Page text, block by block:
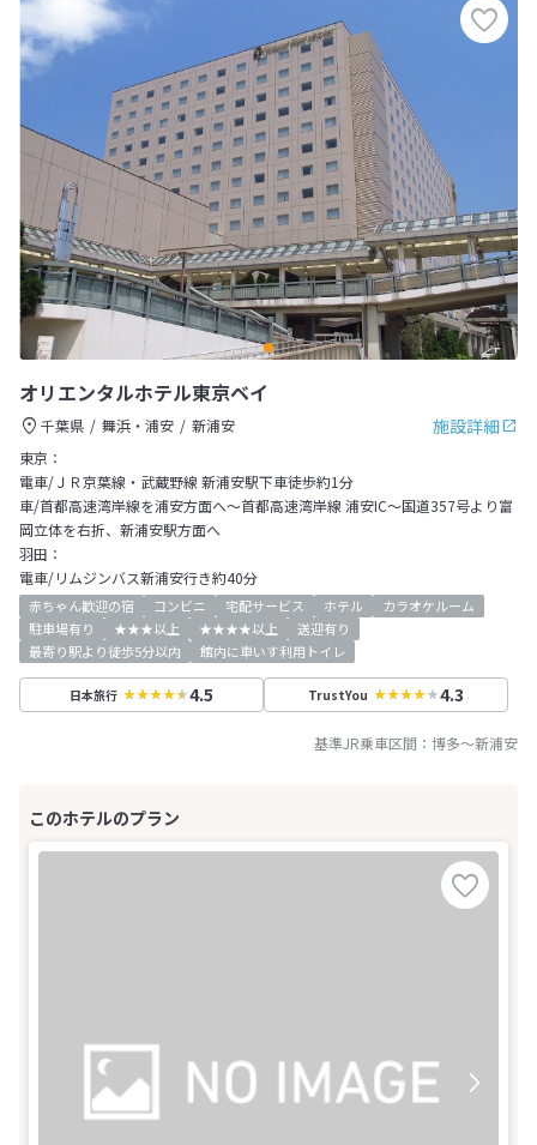
オリエンタルホテル東京ベイ
施設詳細
千葉県 舞浜・浦安
新浦安
東京：
電車/ＪＲ京葉線・武蔵野線 新浦安駅下車徒歩約1分
車/首都高速湾岸線を浦安方面へ～首都高速湾岸線 浦安IC～国道357号より富
岡立体を右折、新浦安駅方面へ
羽田：
電車/リムジンバス新浦安行き約40分
赤ちゃん歓迎の宿 コンビニ 宅配サービス ホテル
カラオケルーム
駐車場有り
★★★以上 ★★★★以上
送迎有り
最寄り駅より徒歩5分以内
館内に車いす利用トイレ
日本旅行 4.5 TrustYou 4.3
基準JR乗車区間： 博多～新浦安